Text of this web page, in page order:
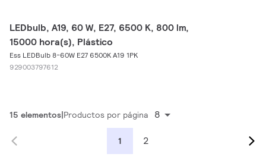
LEDbulb, A19, 60 W, E27, 6500 K, 800 lm,
15000 hora(s), Plástico
Ess LEDBulb 8-60W E27 6500K A19 1PK
929003797612
15 elementos Productos por página 8
1 2